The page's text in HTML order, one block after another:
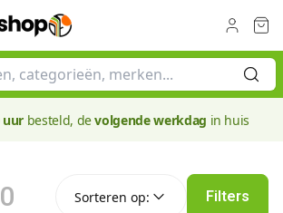
uur besteld, devolgende werkdag in huis
Sorteren op: Filters